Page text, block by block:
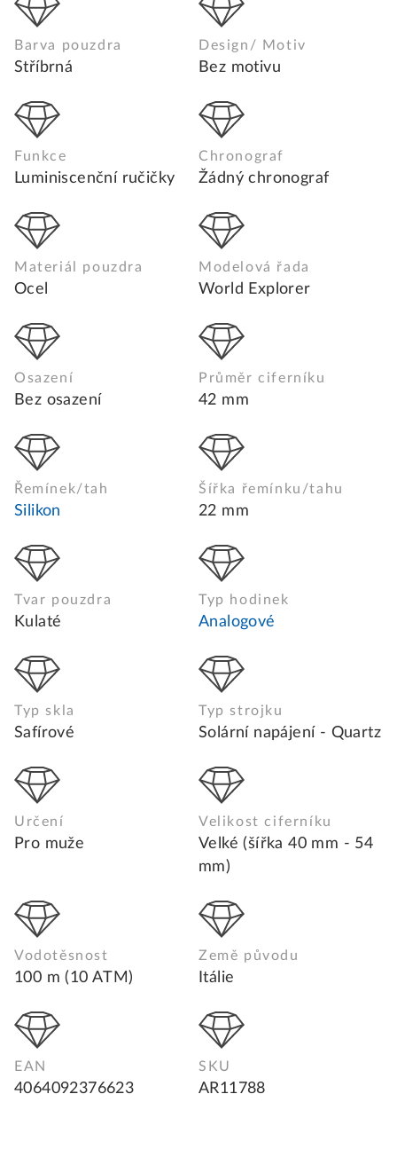
Barva pouzdra
Stříbrná
Design/ Motiv
Bez motivu
Funkce
Luminiscenční ručičky
Chronograf
Žádný chronograf
Materiál pouzdra
Ocel
Modelová řada
World Explorer
Osazení
Bez osazení
Průměr ciferníku
42 mm
Řemínek/tah
Silikon
Šířka řemínku/tahu
22 mm
Tvar pouzdra
Kulaté
Typ hodinek
Analogové
Typ skla
Safírové
Typ strojku
Solární napájení - Quartz
Určení
Pro muže
Velikost ciferníku
Velké (šířka 40 mm - 54
mm)
Vodotěsnost
100 m (10 ATM)
Země původu
Itálie
EAN
4064092376623
SKU
AR11788